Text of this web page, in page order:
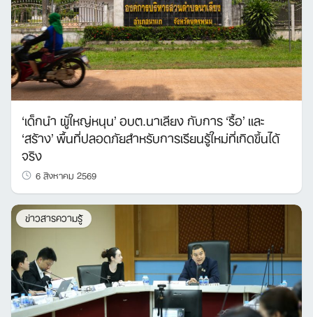
‘เด็กนำ ผู้ใหญ่หนุน’ อบต.นาเลียง กับการ ‘รื้อ’ และ
‘สร้าง’ พื้นที่ปลอดภัยสำหรับการเรียนรู้ใหม่ที่เกิดขึ้นได้
จริง
6 สิงหาคม 2569
ข่าวสารความรู้